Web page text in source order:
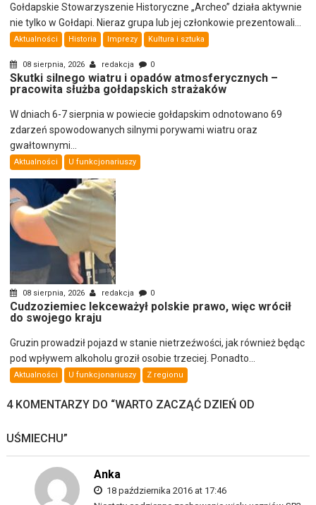
Gołdapskie Stowarzyszenie Historyczne „Archeo” działa aktywnie
nie tylko w Gołdapi. Nieraz grupa lub jej członkowie prezentowali...
Aktualności Historia Imprezy Kultura i sztuka
08 sierpnia, 2026 redakcja 0
Skutki silnego wiatru i opadów atmosferycznych –
pracowita służba gołdapskich strażaków
W dniach 6-7 sierpnia w powiecie gołdapskim odnotowano 69
zdarzeń spowodowanych silnymi porywami wiatru oraz
gwałtownymi...
Aktualności U funkcjonariuszy
08 sierpnia, 2026 redakcja 0
Cudzoziemiec lekceważył polskie prawo, więc wrócił
do swojego kraju
Gruzin prowadził pojazd w stanie nietrzeźwości, jak również będąc
pod wpływem alkoholu groził osobie trzeciej. Ponadto...
Aktualności U funkcjonariuszy Z regionu
4 KOMENTARZY DO “WARTO ZACZĄĆ DZIEŃ OD
UŚMIECHU”
Anka
18 października 2016 at 17:46